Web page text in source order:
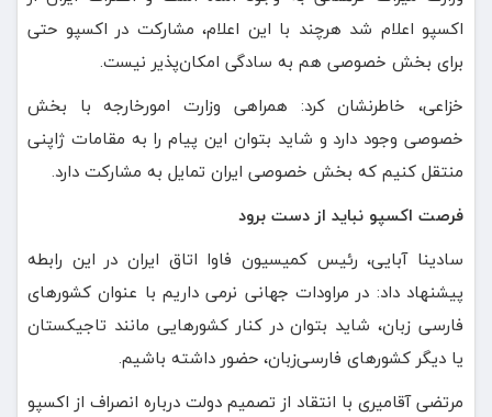
اکسپو اعلام شد هرچند با این اعلام، مشارکت در اکسپو حتی
برای بخش خصوصی هم به سادگی امکان‌پذیر نیست.
خزاعی، خاطرنشان کرد: همراهی وزارت امورخارجه با بخش
خصوصی وجود دارد و شاید بتوان این پیام را به مقامات ژاپنی
منتقل کنیم که بخش خصوصی ایران تمایل به مشارکت دارد.
فرصت اکسپو نباید از دست برود
سادینا آبایی، رئیس کمیسیون فاوا اتاق ایران در این رابطه
پیشنهاد داد: در مراودات جهانی نرمی داریم با عنوان کشورهای
فارسی زبان، شاید بتوان در کنار کشورهایی مانند تاجیکستان
یا دیگر کشورهای فارسی‌زبان، حضور داشته باشیم.
مرتضی آقامیری با انتقاد از تصمیم دولت درباره انصراف از اکسپو